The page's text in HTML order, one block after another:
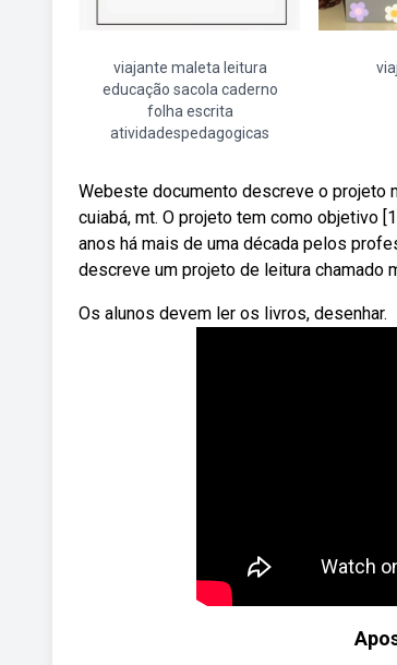
viajante maleta leitura
educação sacola caderno
folha escrita
atividadespedagogicas
Webeste documento descreve o projeto
cuiabá, mt. O projeto tem como objetivo
anos há mais de uma década pelos
descreve um projeto de leitura chamado
Os alunos devem ler os livros, desenhar.